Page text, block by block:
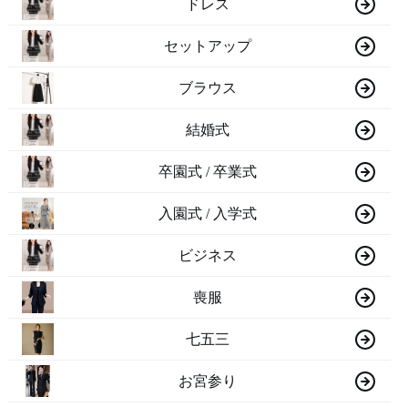
ドレス
セットアップ
ブラウス
結婚式
卒園式 / 卒業式
入園式 / 入学式
ビジネス
喪服
七五三
お宮参り